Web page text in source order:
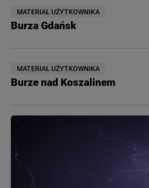
MATERIAŁ UŻYTKOWNIKA
Burza Gdańsk
MATERIAŁ UŻYTKOWNIKA
Burze nad Koszalinem